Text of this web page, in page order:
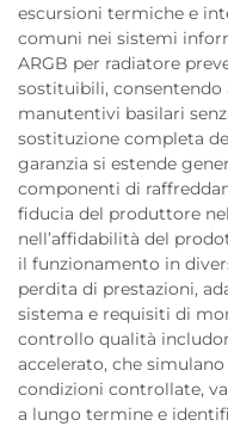
escursioni termiche e
comuni nei sistemi
ARGB per radiatore
sostituibili, consentendo
manutentivi basilari
sostituzione completa
garanzia si estende
componenti di
fiducia del produttore
nell’affidabilità del
il funzionamento in
perdita di prestazioni,
sistema e requisiti di
controllo qualità
accelerato, che
condizioni controllate,
a lungo termine e